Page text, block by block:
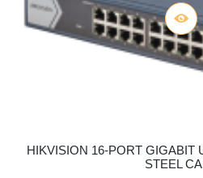
HIKVISION 16-PORT GIGABIT
STEEL